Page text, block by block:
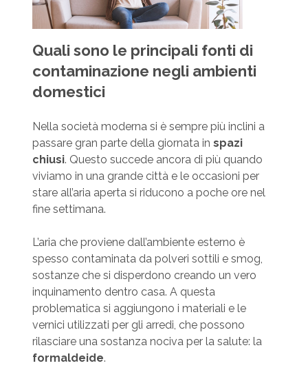
Quali sono le principali fonti di
contaminazione negli ambienti
domestici
Nella società moderna si è sempre più inclini a
passare gran parte della giornata in spazi
chiusi. Questo succede ancora di più quando
viviamo in una grande città e le occasioni per
stare all’aria aperta si riducono a poche ore nel
fine settimana.
L’aria che proviene dall’ambiente esterno è
spesso contaminata da polveri sottili e smog,
sostanze che si disperdono creando un vero
inquinamento dentro casa. A questa
problematica si aggiungono i materiali e le
vernici utilizzati per gli arredi, che possono
rilasciare una sostanza nociva per la salute: la
formaldeide.